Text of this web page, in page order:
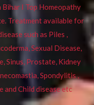
I Top Homeopathy
Treatment available for
such as Piles ,
Sexual Disease,
Sinus, Prostate, Kidney
Spondylitis ,
and Child disease etc